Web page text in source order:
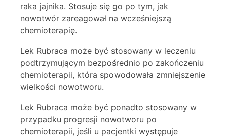
raka jajnika. Stosuje się go po tym, jak
nowotwór zareagował na wcześniejszą
chemioterapię.
Lek Rubraca może być stosowany w leczeniu
podtrzymującym bezpośrednio po zakończeniu
chemioterapii, która spowodowała zmniejszenie
wielkości nowotworu.
Lek Rubraca może być ponadto stosowany w
przypadku progresji nowotworu po
chemioterapii, jeśli u pacjentki występuje